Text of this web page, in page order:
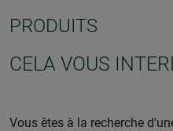
PRODUITS
CELA VOUS
Vous êtes à la recherche